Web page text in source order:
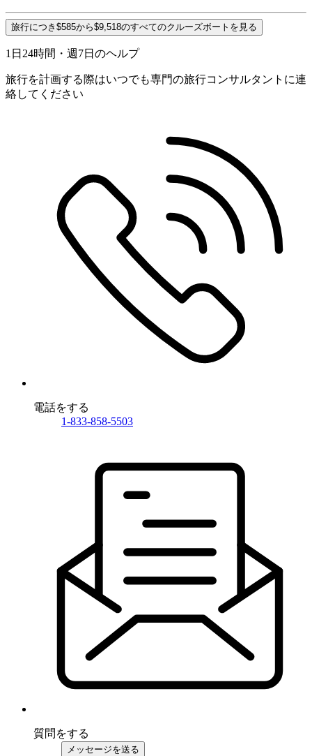
旅行につき$585から$9,518のすべてのクルーズボートを見る
1日24時間・週7日のヘルプ
旅行を計画する際はいつでも専門の旅行コンサルタントに連
絡してください
電話をする
1-833-858-5503
質問をする
メッセージを送る